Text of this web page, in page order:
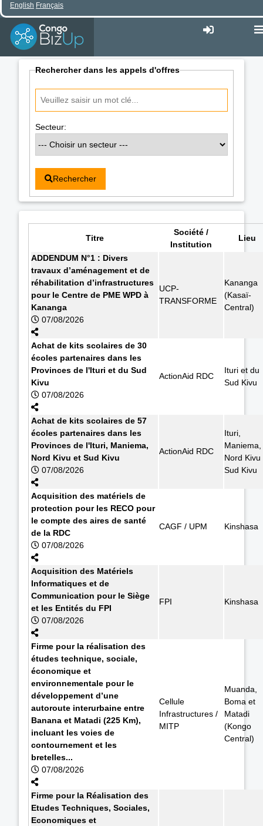
English Français
Rechercher dans les appels d'offres
Secteur:
Rechercher
Titre
Société /
Institution
Lieu
ADDENDUM N°1 : Divers
travaux d’aménagement et de
réhabilitation d’infrastructures
pour le Centre de PME WPD à
Kananga
07/08/2026
UCP-
TRANSFORME
Kananga
(Kasaï-
Central)
Achat de kits scolaires de 30
écoles partenaires dans les
Provinces de l'Ituri et du Sud
Kivu
07/08/2026
ActionAid RDC
Ituri et du
Sud Kivu
Achat de kits scolaires de 57
écoles partenaires dans les
Provinces de l'Ituri, Maniema,
Nord Kivu et Sud Kivu
07/08/2026
ActionAid RDC
Ituri,
Maniema,
Nord Kivu
Sud Kivu
Acquisition des matériels de
protection pour les RECO pour
le compte des aires de santé
de la RDC
07/08/2026
CAGF / UPM Kinshasa
Acquisition des Matériels
Informatiques et de
Communication pour le Siège
et les Entités du FPI
07/08/2026
FPI Kinshasa
Firme pour la réalisation des
études technique, sociale,
économique et
environnementale pour le
développement d’une
autoroute interurbaine entre
Banana et Matadi (225 Km),
incluant les voies de
contournement et les
bretelles...
07/08/2026
Cellule
Infrastructures /
MITP
Muanda,
Boma et
Matadi
(Kongo
Central)
Firme pour la Réalisation des
Etudes Techniques, Sociales,
Economiques et